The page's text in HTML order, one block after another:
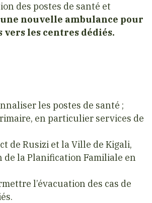
des postes de santé et
nouvelle ambulance pour
vers les centres dédiés.
les postes de santé ;
en particulier services de
de Rusizi et la Ville de Kigali,
de la Planification Familiale en
l’évacuation des cas de